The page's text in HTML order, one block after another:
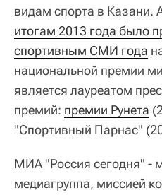
видам спорта в Казани.
итогам 2013 года было
спортивным СМИ года
национальной премии
является лауреатом
премий: премии Рунета
"Спортивный Парнас"
МИА "Россия сегодня" -
медиагруппа, миссией